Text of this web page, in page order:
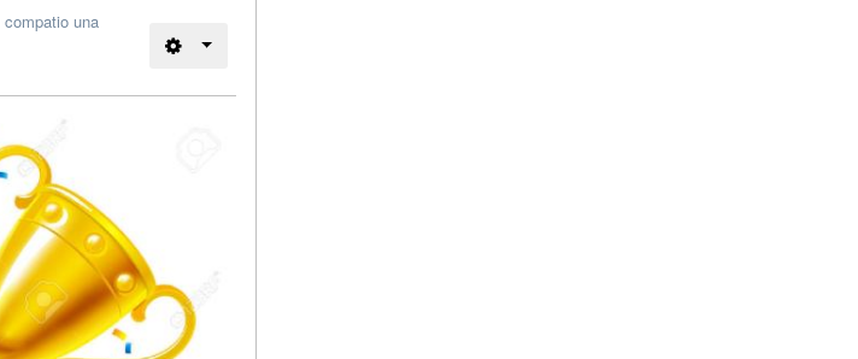
compatio una